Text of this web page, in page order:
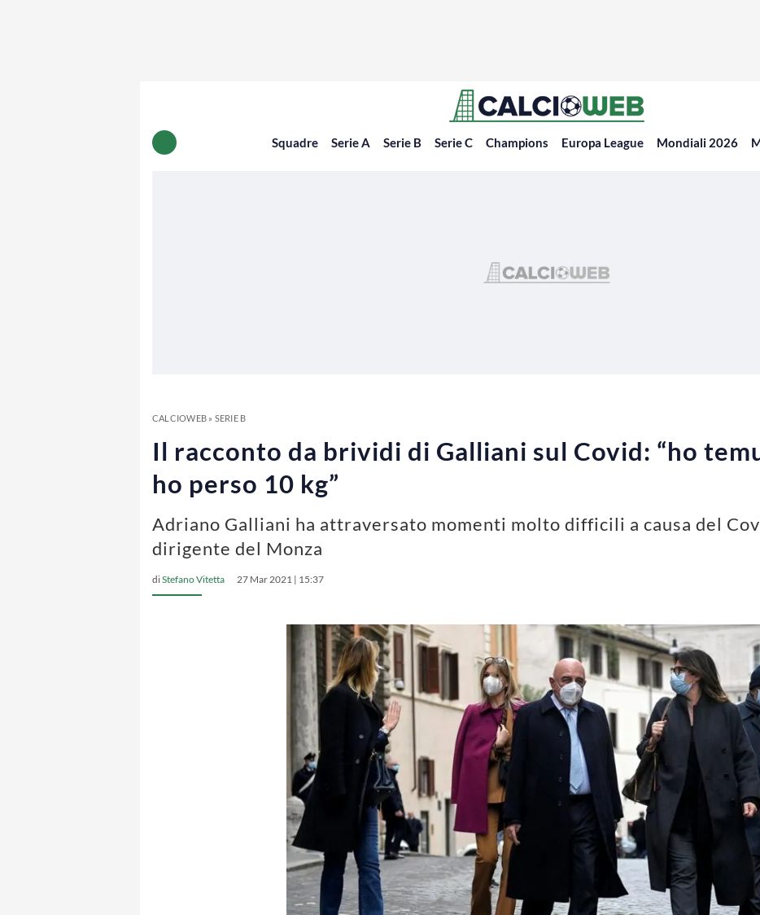
Squadre Serie A Serie B Serie C Champions Europa League Mondiali 2026
CALCIOWEB» SERIE B
Il racconto da brividi di Galliani sul Covid: “ho
ho perso 10 kg”
Adriano Galliani ha attraversato momenti molto difficili a causa del
dirigente del Monza
diStefano Vitetta 27 Mar 2021 | 15:37